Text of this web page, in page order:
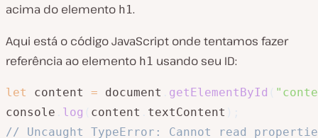
acima do elemento h1 .
Aqui está o código JavaScript onde tentamos fazer
referência ao elemento h1 usando seu ID:
let content = document getElementById
console
log content textContent
// Uncaught TypeError: Cannot read